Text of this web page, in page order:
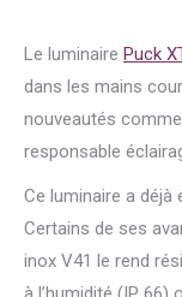
Le luminaire Puck
dans les mains
nouveautés comme
responsable
Ce luminaire a déjà
Certains de ses
inox V41 le rend